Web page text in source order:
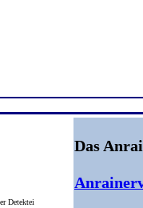
Detektei
Das